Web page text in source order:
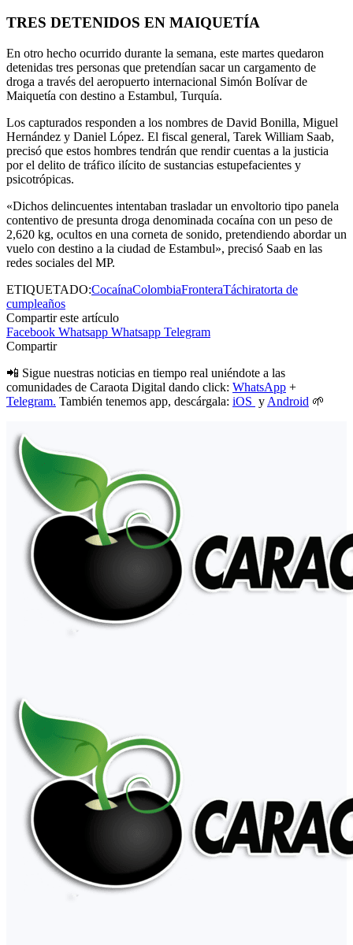
TRES DETENIDOS EN MAIQUETÍA
En otro hecho ocurrido durante la semana, este martes quedaron
detenidas tres personas que pretendían sacar un cargamento de
droga a través del aeropuerto internacional Simón Bolívar de
Maiquetía con destino a Estambul, Turquía.
Los capturados responden a los nombres de David Bonilla, Miguel
Hernández y Daniel López. El fiscal general, Tarek William Saab,
precisó que estos hombres tendrán que rendir cuentas a la justicia
por el delito de tráfico ilícito de sustancias estupefacientes y
psicotrópicas.
«Dichos delincuentes intentaban trasladar un envoltorio tipo panela
contentivo de presunta droga denominada cocaína con un peso de
2,620 kg, ocultos en una corneta de sonido, pretendiendo abordar un
vuelo con destino a la ciudad de Estambul», precisó Saab en las
redes sociales del MP.
ETIQUETADO:CocaínaColombiaFronteraTáchiratorta de
cumpleaños
Compartir este artículo
Facebook Whatsapp Whatsapp Telegram
Compartir
📲 Sigue nuestras noticias en tiempo real uniéndote a las
comunidades de Caraota Digital dando click: WhatsApp +
Telegram. También tenemos app, descárgala: iOS y Android 🌱